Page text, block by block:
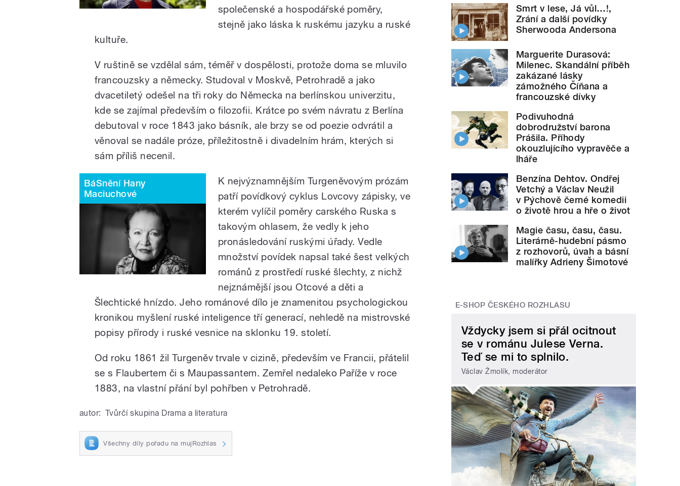
společenské a hospodářské poměry,
stejně jako láska k ruskému jazyku a ruské
kultuře.
V ruštině se vzdělal sám, téměř v dospělosti, protože doma se mluvilo
francouzsky a německy. Studoval v Moskvě, Petrohradě a jako
dvacetiletý odešel na tři roky do Německa na berlínskou univerzitu,
kde se zajímal především o filozofii. Krátce po svém návratu z Berlína
debutoval v roce 1843 jako básník, ale brzy se od poezie odvrátil a
věnoval se nadále próze, příležitostně i divadelním hrám, kterých si
sám příliš necenil.
BáSnění Hany
Maciuchové
K nejvýznamnějším Turgeněvovým prózám
patří povídkový cyklus Lovcovy zápisky, ve
kterém vylíčil poměry carského Ruska s
takovým ohlasem, že vedly k jeho
pronásledování ruskými úřady. Vedle
množství povídek napsal také šest velkých
románů z prostředí ruské šlechty, z nichž
nejznámější jsou Otcové a děti a
Šlechtické hnízdo. Jeho románové dílo je znamenitou psychologickou
kronikou myšlení ruské inteligence tří generací, nehledě na mistrovské
popisy přírody i ruské vesnice na sklonku 19. století.
Od roku 1861 žil Turgeněv trvale v cizině, především ve Francii, přátelil
se s Flaubertem či s Maupassantem. Zemřel nedaleko Paříže v roce
1883, na vlastní přání byl pohřben v Petrohradě.
autor: Tvůrčí skupina Drama a literatura
Všechny díly pořadu na mujRozhlas
Smrt v lese, Já vůl…!,
Zrání a další povídky
Sherwooda Andersona
Marguerite Durasová:
Milenec. Skandální příběh
zakázané lásky
zámožného Číňana a
francouzské dívky
Podivuhodná
dobrodružství barona
Prášila. Příhody
okouzlujícího vypravěče a
lháře
Benzína Dehtov. Ondřej
Vetchý a Václav Neužil
v Pýchově černé komedii
o životě hrou a hře o život
Magie času, času, času.
Literárně-hudební pásmo
z rozhovorů, úvah a básní
malířky Adrieny Šimotové
E-SHOP ČESKÉHO ROZHLASU
Vždycky jsem si přál ocitnout
se v románu Julese Verna.
Teď se mi to splnilo.
Václav Žmolík, moderátor